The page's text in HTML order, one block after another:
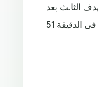
الثالث بعد